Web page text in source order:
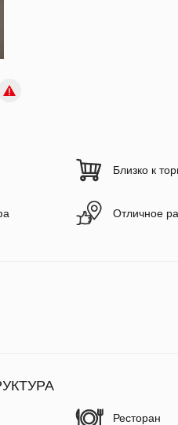
Близко к
Отличное
Ресторан